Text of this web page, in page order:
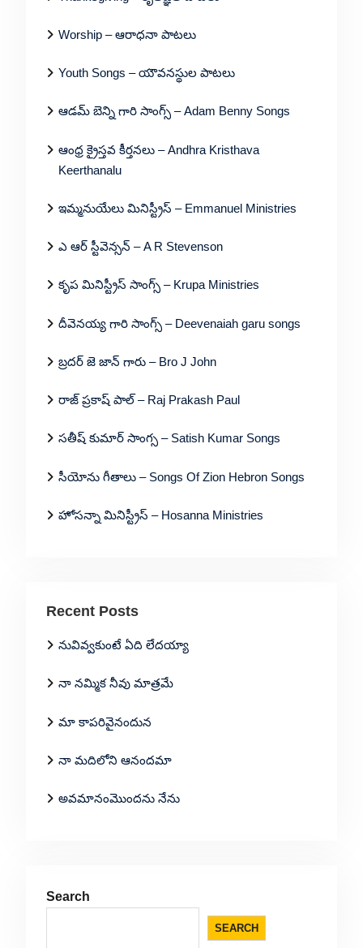
Worship – ఆరాధనా పాటలు
Youth Songs – యౌవనస్థుల పాటలు
ఆడమ్ బెన్ని గారి సాంగ్స్ – Adam Benny Songs
ఆంధ్ర క్రైస్తవ కీర్తనలు – Andhra Kristhava
Keerthanalu
ఇమ్మనుయేలు మినిస్ట్రీస్ – Emmanuel Ministries
ఎ ఆర్ స్టీవెన్సన్ – A R Stevenson
కృప మినిస్ట్రీస్ సాంగ్స్ – Krupa Ministries
దీవెనయ్య గారి సాంగ్స్ – Deevenaiah garu songs
బ్రదర్ జె జాన్ గారు – Bro J John
రాజ్ ప్రకాష్ పాల్ – Raj Prakash Paul
సతీష్ కుమార్ సాంగ్స – Satish Kumar Songs
సీయోను గీతాలు – Songs Of Zion Hebron Songs
హోసన్నా మినిస్ట్రీస్ – Hosanna Ministries
Recent Posts
నువివ్వకుంటే ఏది లేదయ్యా
నా నమ్మిక నీవు మాత్రమే
మా కాపరివైనందున
నా మదిలోని ఆనందమా
అవమానంమొందను నేను
Search
SEARCH